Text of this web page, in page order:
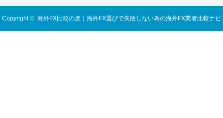
Copyright © 海外FX比較の虎｜海外FX選びで失敗しない為の海外FX業者比較ナビ